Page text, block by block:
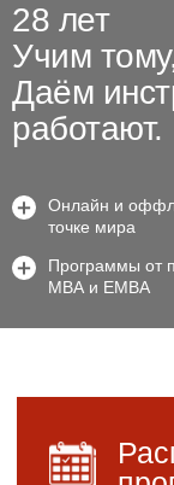
28 лет
Учим
Даём
работают.
Онлайн и
точке мира
Программы от
МВА и EMBA
программ
Мы
партнер
в
развитии